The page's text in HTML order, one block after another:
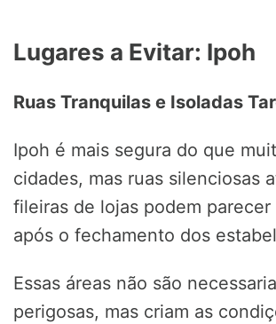
Lugares a Evitar: Ipoh
Ruas Tranquilas e Isoladas
Ipoh é mais segura do que
cidades, mas ruas silenciosas
fileiras de lojas podem
após o fechamento dos
Essas áreas não são
perigosas, mas criam as